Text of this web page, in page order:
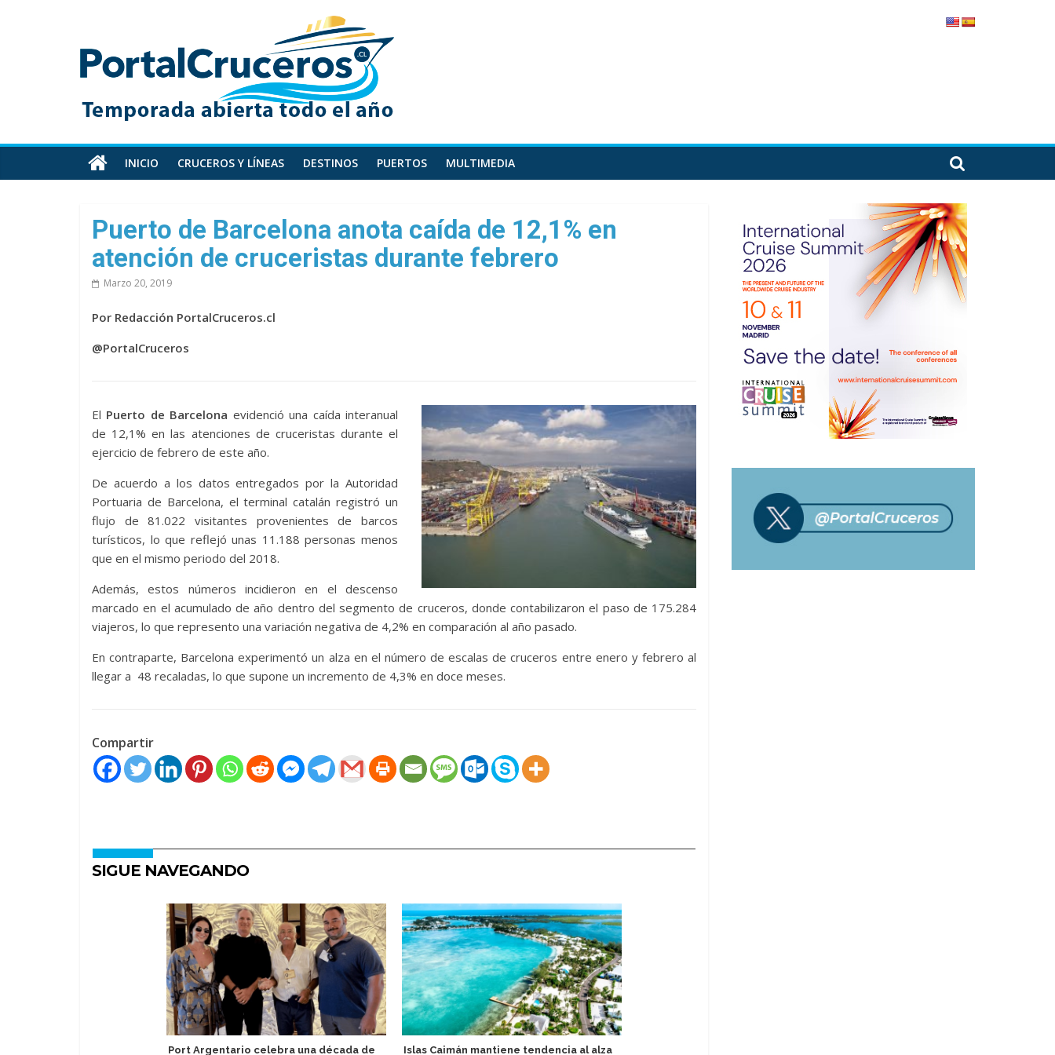
PortalCruceros
Toda
información
cruceros
en
un
sitio
INICIO CRUCEROS Y LÍNEAS DESTINOS PUERTOS MULTIMEDIA
Puerto de Barcelona anota caída de 12,1% en
atención de cruceristas durante febrero
Marzo 20, 2019
Por Redacción PortalCruceros.cl
@PortalCruceros
El Puerto de Barcelona evidenció una caída interanual
de 12,1% en las atenciones de cruceristas durante el
ejercicio de febrero de este año.
De acuerdo a los datos entregados por la Autoridad
Portuaria de Barcelona, el terminal catalán registró un
flujo de 81.022 visitantes provenientes de barcos
turísticos, lo que reflejó unas 11.188 personas menos
que en el mismo periodo del 2018.
Además, estos números incidieron en el descenso
marcado en el acumulado de año dentro del segmento de cruceros, donde contabilizaron el paso de 175.284
viajeros, lo que represento una variación negativa de 4,2% en comparación al año pasado.
En contraparte, Barcelona experimentó un alza en el número de escalas de cruceros entre enero y febrero al
llegar a 48 recaladas, lo que supone un incremento de 4,3% en doce meses.
Compartir
SIGUE NAVEGANDO
Port Argentario celebra una década de
Islas Caimán mantiene tendencia al alza